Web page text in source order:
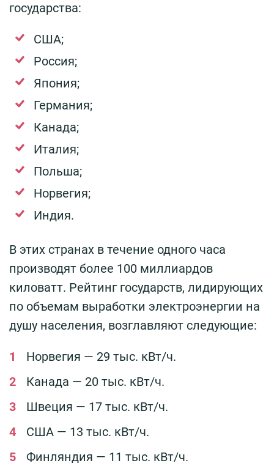
государства:
США;
Россия;
Япония;
Германия;
Канада;
Италия;
Польша;
Норвегия;
Индия.
В этих странах в течение одного часа
производят более 100 миллиардов
киловатт. Рейтинг государств, лидирующих
по объемам выработки электроэнергии на
душу населения, возглавляют следующие:
Норвегия — 29 тыс. кВт/ч.
Канада — 20 тыс. кВт/ч.
Швеция — 17 тыс. кВт/ч.
США — 13 тыс. кВт/ч.
Финляндия — 11 тыс. кВт/ч.